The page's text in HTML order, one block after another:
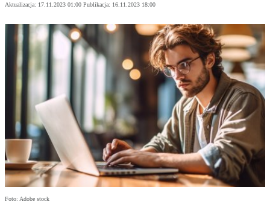
Aktualizacja: 17.11.2023 01:00 Publikacja: 16.11.2023 18:00
Foto: Adobe stock